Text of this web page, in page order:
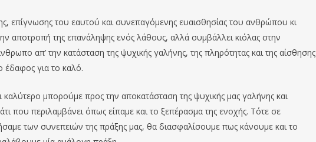
επίγνωσης του εαυτού και συνεπαγόμενης ευαισθησίας του ανθρώπου κι
αποτροπή της επανάληψης ενός λάθους, αλλά συμβάλλει κιόλας στην
απ’ την κατάσταση της ψυχικής γαλήνης, της πληρότητας και της αίσθησης
έδαφος για το καλό.
μπορούμε προς την αποκατάσταση της ψυχικής μας γαλήνης και
που περιλαμβάνει όπως είπαμε και το ξεπέρασμα της ενοχής. Τότε σε
των συνεπειών της πράξης μας, θα διασφαλίσουμε πως κάνουμε και το